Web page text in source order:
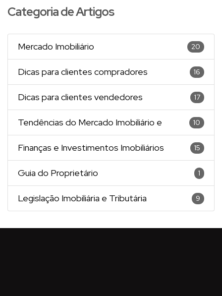
Categoria de Artigos
Mercado Imobiliário 20
Dicas para clientes compradores 16
Dicas para clientes vendedores 17
Tendências do Mercado Imobiliário e 10
Finanças e Investimentos Imobiliários 15
Guia do Proprietário 1
Legislação Imobiliária e Tributária 9